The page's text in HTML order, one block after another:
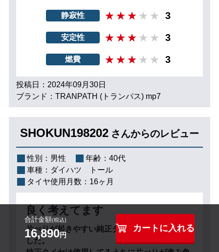
合計金額(税込)
16,890円
カートに入れる
静寂性 3
安定性 3
燃費 3
投稿日：2024年09月30日
ブランド：TRANPATH (トランパス) mp7
SHOKUN198202 さんからのレビュー
性別： 男性 年齢： 40代
車種： ダイハツ トール
タイヤ使用月数： 16ヶ月
良く考えてます
片べりが起きやすい純正タイヤより履き替えま
した。